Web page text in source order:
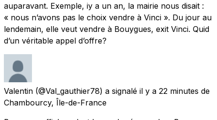
auparavant. Exemple, iy a un an, la mairie nous disait :
« nous n’avons pas le choix vendre à Vinci ». Du jour au
lendemain, elle veut vendre à Bouygues, exit Vinci. Quid
d’un véritable appel d’offre?
Valentin (@Val_gauthier78) a signalé il y a 22 minutes de
Chambourcy, Île-de-France